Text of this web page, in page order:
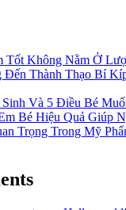
Tốt Không Nằm Ở
Đến Thành Thạo Bí
Sinh Và 5 Điều Bé
Bé Hiệu Quả Giúp
Trọng Trong Mỹ